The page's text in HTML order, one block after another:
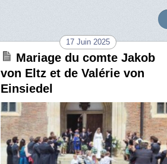
17 Juin 2025
Mariage du comte Jakob
von Eltz et de Valérie von
Einsiedel